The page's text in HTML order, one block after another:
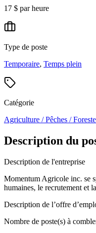
17 $ par heure
Type de poste
Temporaire, Temps plein
Catégorie
Agriculture / Pêches /
Description du
Description de l'entreprise
Momentum Agricole inc. se
humaines, le recrutement et
Description de l’offre
Nombre de poste(s) à